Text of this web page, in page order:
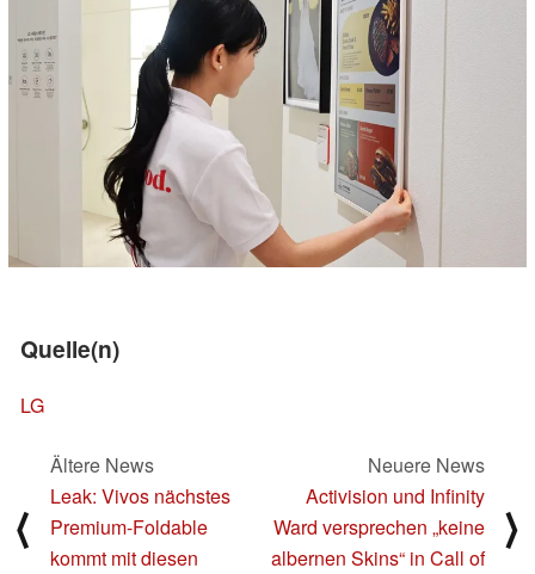
Quelle(n)
LG
⟨
Ältere News
Leak: Vivos nächstes
Premium-Foldable
kommt mit diesen
Neuere News
Activision und Infinity
Ward versprechen „keine
albernen Skins“ in Call of
⟩